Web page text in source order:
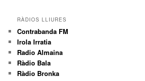
RÀDIOS LLIURES
Contrabanda FM
Irola Irratia
Radio Almaina
Ràdio Bala
Ràdio Bronka